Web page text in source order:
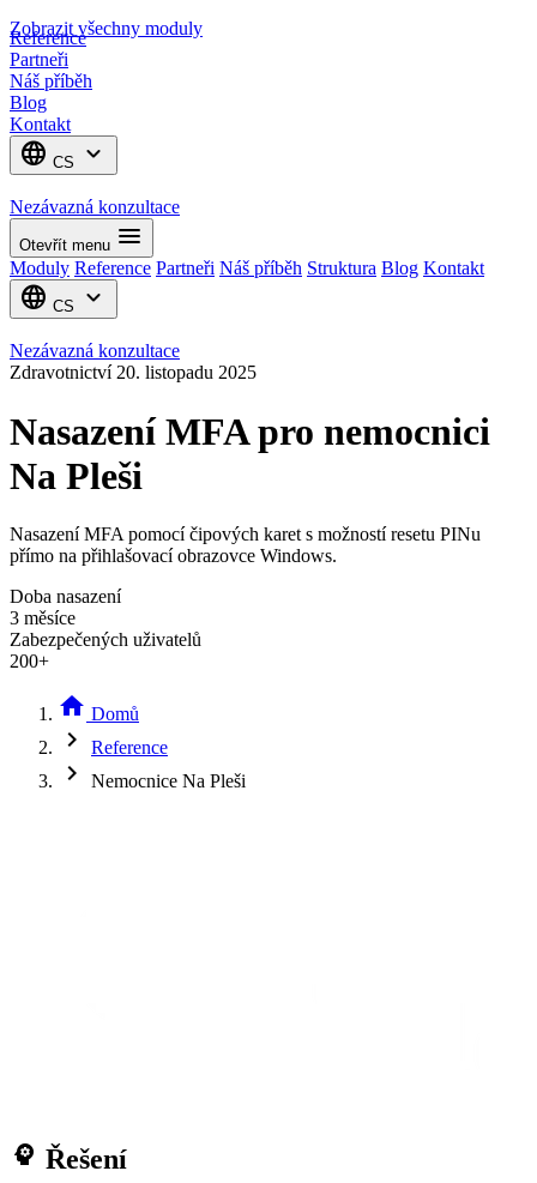
Zobrazit všechny moduly
Reference
Partneři
Náš příběh
Blog
Kontakt
language CS expand_more
Nezávazná konzultace
Otevřít menu menu
Moduly Reference Partneři Náš příběh Struktura Blog Kontakt
language CS expand_more
Nezávazná konzultace
Zdravotnictví 20. listopadu 2025
Nasazení MFA pro nemocnici
Na Pleši
Nasazení MFA pomocí čipových karet s možností resetu PINu
přímo na přihlašovací obrazovce Windows.
Doba nasazení
3 měsíce
Zabezpečených uživatelů
200+
home Domů
chevron_right Reference
chevron_right Nemocnice Na Pleši
psychology Řešení